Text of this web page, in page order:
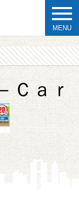
MENU
Ｃａｒ